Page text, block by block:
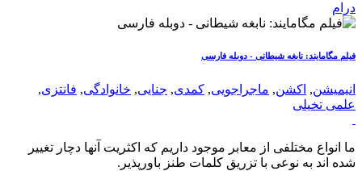
درام
فیلم مگامایند: نابغه شیطانی - دوبله فارسی
انیمیشن, اکشن, ماجراجویی, کمدی, جنایی, خانوادگی, فانتزی,
علمی تخیلی
ما انواع مختلفی از معابر موجود داریم که اکثریت آنها دچار تغییر
شده اند به نوعی با تزریق کلمات طنز باورپذیر.